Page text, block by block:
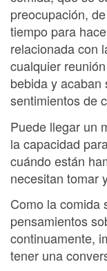
preocupación,
tiempo para
relacionada con
cualquier
bebida y acaban
sentimientos de
Puede llegar un
la capacidad
cuándo están
necesitan tomar
Como la comida
pensamientos
continuamente,
tener una